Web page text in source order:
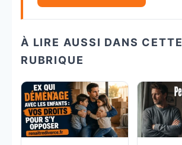
À LIRE AUSSI DANS CETTE
RUBRIQUE